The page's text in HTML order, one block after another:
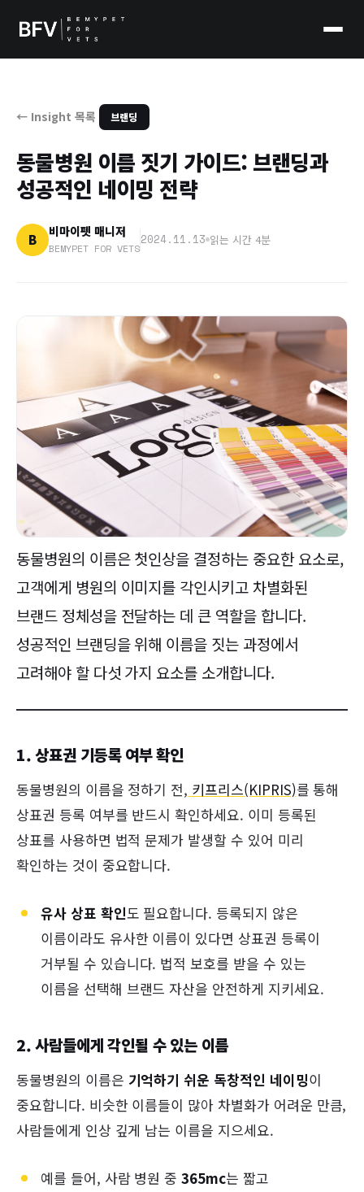
← Insight 목록 브랜딩
동물병원 이름 짓기 가이드: 브랜딩과
성공적인 네이밍 전략
B 비마이펫 매니저
BEMYPET FOR VETS
2024.11.13 읽는 시간 4분
동물병원의 이름은 첫인상을 결정하는 중요한 요소로,
고객에게 병원의 이미지를 각인시키고 차별화된
브랜드 정체성을 전달하는 데 큰 역할을 합니다.
성공적인 브랜딩을 위해 이름을 짓는 과정에서
고려해야 할 다섯 가지 요소를 소개합니다.
1. 상표권 기등록 여부 확인
동물병원의 이름을 정하기 전, 키프리스(KIPRIS)를 통해
상표권 등록 여부를 반드시 확인하세요. 이미 등록된
상표를 사용하면 법적 문제가 발생할 수 있어 미리
확인하는 것이 중요합니다.
유사 상표 확인도 필요합니다. 등록되지 않은
이름이라도 유사한 이름이 있다면 상표권 등록이
거부될 수 있습니다. 법적 보호를 받을 수 있는
이름을 선택해 브랜드 자산을 안전하게 지키세요.
2. 사람들에게 각인될 수 있는 이름
동물병원의 이름은 기억하기 쉬운 독창적인 네이밍이
중요합니다. 비슷한 이름들이 많아 차별화가 어려운 만큼,
사람들에게 인상 깊게 남는 이름을 지으세요.
예를 들어, 사람 병원 중365mc는 짧고